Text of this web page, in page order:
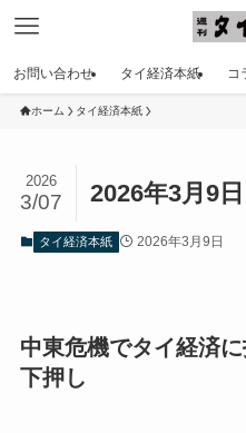
お問い合わせ タイ経済本紙 コ
ホーム タイ経済本紙
2026年3月9
2026
3/07
タイ経済本紙 2026年3月9日
中東危機でタイ経済
下押し